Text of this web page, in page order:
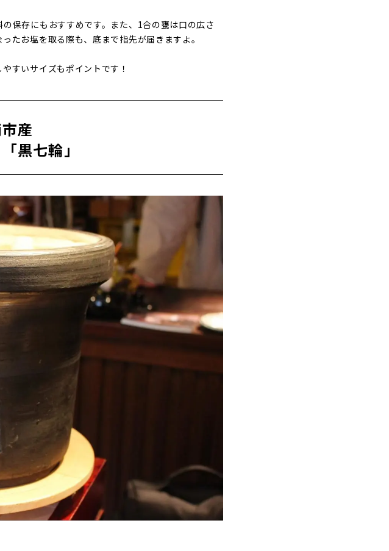
保存にもおすすめです。また、1合の甕は口の広さ
たお塩を取る際も、底まで指先が届きますよ。
すいサイズもポイントです！
産
黒七輪」